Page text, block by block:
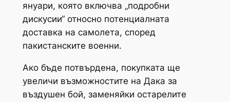
януари, която включва „подробни
дискусии“ относно потенциалната
доставка на самолета, според
пакистанските военни.
Ако бъде потвърдена, покупката ще
увеличи възможностите на Дака за
въздушен бой, заменяйки остарелите